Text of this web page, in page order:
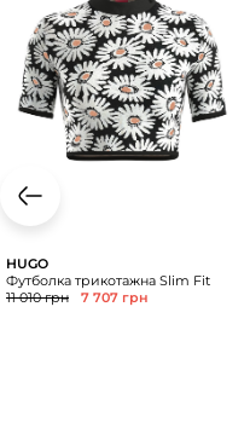
HUGO
Футболка трикотажна Slim Fit
11 010 грн
7 707 грн